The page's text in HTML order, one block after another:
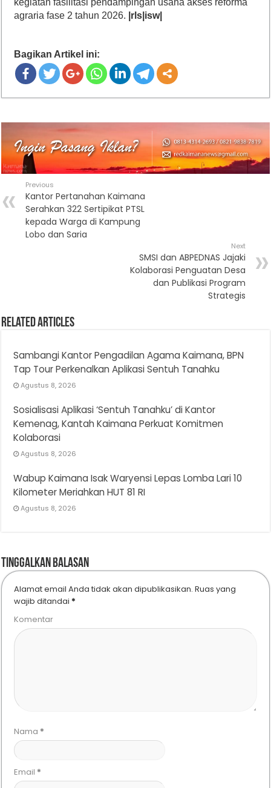
kegiatan fasilitasi pendampingan usaha akses reforma
agraria fase 2 tahun 2026. |rls|isw|
Bagikan Artikel ini:
Previous
Kantor Pertanahan Kaimana
Serahkan 322 Sertipikat PTSL
kepada Warga di Kampung
Lobo dan Saria
Next
SMSI dan ABPEDNAS Jajaki
Kolaborasi Penguatan Desa
dan Publikasi Program
Strategis
Related Articles
Sambangi Kantor Pengadilan Agama Kaimana, BPN
Tap Tour Perkenalkan Aplikasi Sentuh Tanahku
Agustus 8, 2026
Sosialisasi Aplikasi ‘Sentuh Tanahku’ di Kantor
Kemenag, Kantah Kaimana Perkuat Komitmen
Kolaborasi
Agustus 8, 2026
Wabup Kaimana Isak Waryensi Lepas Lomba Lari 10
Kilometer Meriahkan HUT 81 RI
Agustus 8, 2026
Tinggalkan Balasan
Alamat email Anda tidak akan dipublikasikan. Ruas yang
wajib ditandai *
Komentar
Nama *
Email *